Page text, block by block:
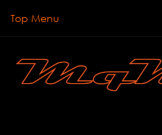
Top Menu